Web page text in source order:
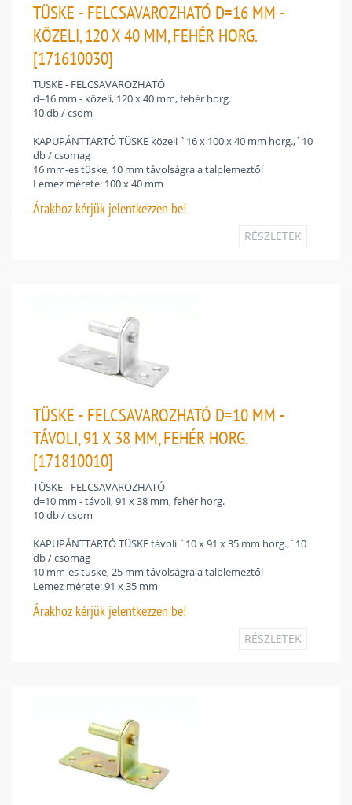
TÜSKE - FELCSAVAROZHATÓ D=16 MM -
KÖZELI, 120 X 40 MM, FEHÉR HORG.
[171610030]
TÜSKE - FELCSAVAROZHATÓ
d=16 mm - közeli, 120 x 40 mm, fehér horg.
10 db / csom
KAPUPÁNTTARTÓ TÜSKE közeli `16 x 100 x 40 mm horg.,`10
db / csomag
16 mm-es tüske, 10 mm távolságra a talplemeztől
Lemez mérete: 100 x 40 mm
Árakhoz kérjük jelentkezzen be!
RÉSZLETEK
TÜSKE - FELCSAVAROZHATÓ D=10 MM -
TÁVOLI, 91 X 38 MM, FEHÉR HORG.
[171810010]
TÜSKE - FELCSAVAROZHATÓ
d=10 mm - távoli, 91 x 38 mm, fehér horg.
10 db / csom
KAPUPÁNTTARTÓ TÜSKE távoli `10 x 91 x 35 mm horg.,`10
db / csomag
10 mm-es tüske, 25 mm távolságra a talplemeztől
Lemez mérete: 91 x 35 mm
Árakhoz kérjük jelentkezzen be!
RÉSZLETEK